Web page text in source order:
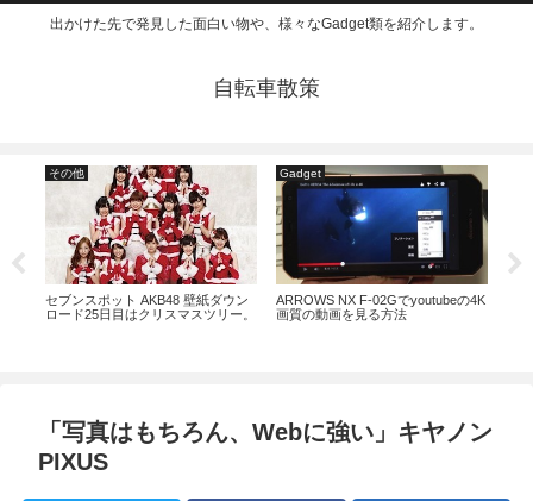
出かけた先で発見した面白い物や、様々なGadget類を紹介します。
自転車散策
その他
セブンスポット AKB48 壁紙ダウン
ロード25日目はクリスマスツリー。
Gadget
ARROWS NX F-02Gでyoutubeの4K
画質の動画を見る方法
「写真はもちろん、Webに強い」キヤノン
PIXUS